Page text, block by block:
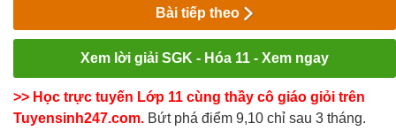
Bài tiếp theo
Xem lời giải SGK - Hóa 11 - Xem ngay
>> Học trực tuyến Lớp 11 cùng thầy cô giáo giỏi trên
Tuyensinh247.com. Bứt phá điểm 9,10 chỉ sau 3 tháng.